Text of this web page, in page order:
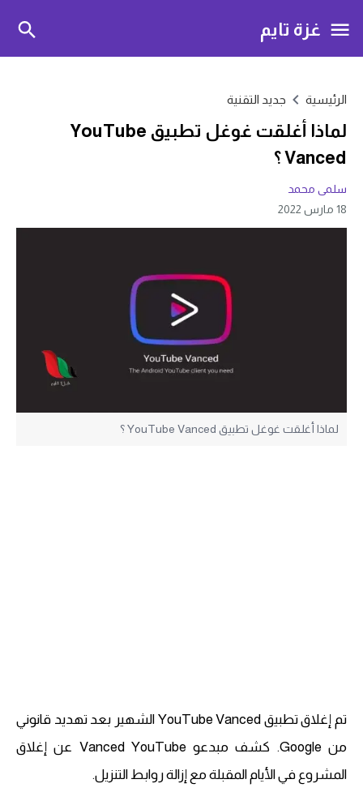
غزة تايم
الرئيسية جديد التقنية
لماذا أغلقت غوغل تطبيق YouTube
Vanced ؟
سلمى محمد
18 مارس 2022
لماذا أغلقت غوغل تطبيق YouTube Vanced ؟
تم إغلاق تطبيق YouTube Vanced الشهير بعد تهديد قانوني
من Google. كشف مبدعو Vanced YouTube عن إغلاق
المشروع في الأيام المقبلة مع إزالة روابط التنزيل.